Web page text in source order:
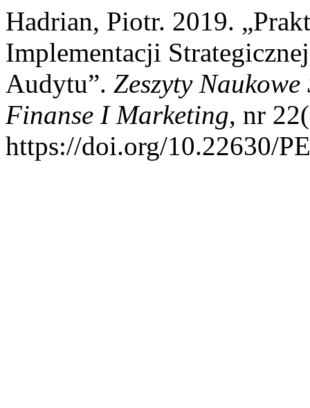
Hadrian, Piotr. 2019.
Implementacji
Audytu”. Zeszyty
Finanse I Marketing, nr
https://doi.org/10.22630/